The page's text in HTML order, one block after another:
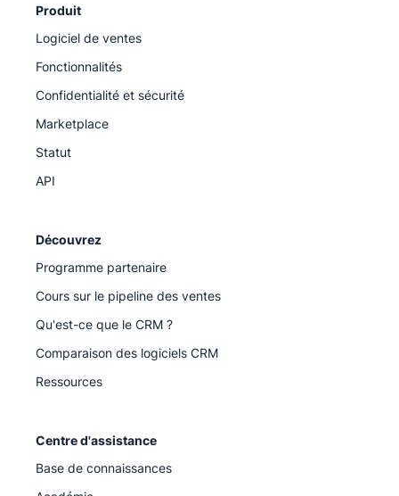
Produit
Logiciel de ventes
Fonctionnalités
Confidentialité et sécurité
Marketplace
Statut
API
Découvrez
Programme partenaire
Cours sur le pipeline des ventes
Qu'est-ce que le CRM ?
Comparaison des logiciels CRM
Ressources
Centre d'assistance
Base de connaissances